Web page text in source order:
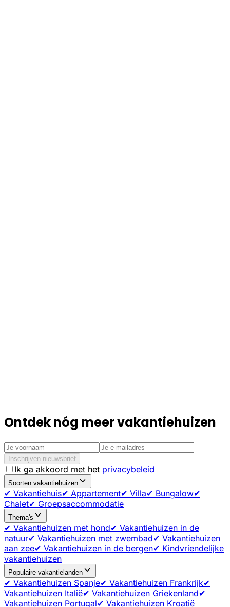
Ontdek nóg meer vakantiehuizen
Inschrijven nieuwsbrief
Ik ga akkoord met het privacybeleid
Soorten vakantiehuizen
✔ Vakantiehuis✔ Appartement✔ Villa✔ Bungalow✔
Chalet✔ Groepsaccommodatie
Thema's
✔ Vakantiehuizen met hond✔ Vakantiehuizen in de
natuur✔ Vakantiehuizen met zwembad✔ Vakantiehuizen
aan zee✔ Vakantiehuizen in de bergen✔ Kindvriendelijke
vakantiehuizen
Populaire vakantielanden
✔ Vakantiehuizen Spanje✔ Vakantiehuizen Frankrijk✔
Vakantiehuizen Italië✔ Vakantiehuizen Griekenland✔
Vakantiehuizen Portugal✔ Vakantiehuizen Kroatië